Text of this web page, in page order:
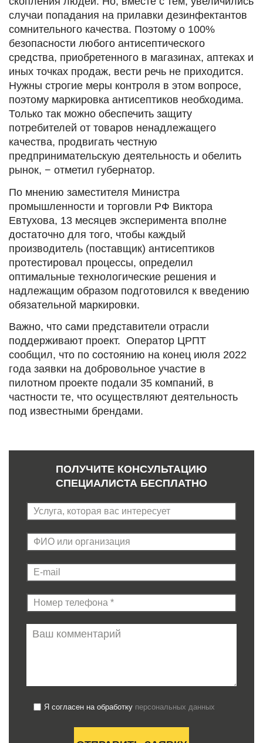
случаи попадания на прилавки дезинфектантов
сомнительного качества. Поэтому о 100%
безопасности любого антисептического
средства, приобретенного в магазинах, аптеках и
иных точках продаж, вести речь не приходится.
Нужны строгие меры контроля в этом вопросе,
поэтому маркировка антисептиков необходима.
Только так можно обеспечить защиту
потребителей от товаров ненадлежащего
качества, продвигать честную
предпринимательскую деятельность и обелить
рынок, − отметил губернатор.
По мнению заместителя Министра
промышленности и торговли РФ Виктора
Евтухова, 13 месяцев эксперимента вполне
достаточно для того, чтобы каждый
производитель (поставщик) антисептиков
протестировал процессы, определил
оптимальные технологические решения и
надлежащим образом подготовился к введению
обязательной маркировки.
Важно, что сами представители отрасли
поддерживают проект. Оператор ЦРПТ
сообщил, что по состоянию на конец июля 2022
года заявки на добровольное участие в
пилотном проекте подали 35 компаний, в
частности те, что осуществляют деятельность
под известными брендами.
ПОЛУЧИТЕ КОНСУЛЬТАЦИЮ
СПЕЦИАЛИСТА БЕСПЛАТНО
Я согласен на обработку персональных данных